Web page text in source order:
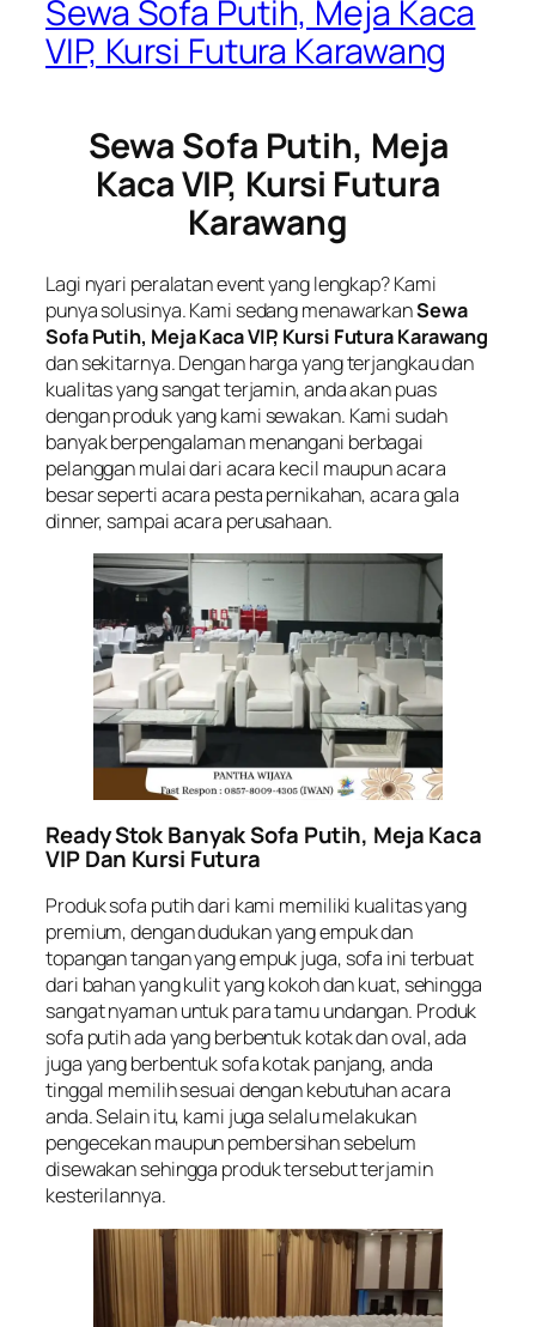
Sewa Sofa Putih, Meja Kaca
VIP, Kursi Futura Karawang
Sewa Sofa Putih, Meja
Kaca VIP, Kursi Futura
Karawang
Lagi nyari peralatan event yang lengkap? Kami
punya solusinya. Kami sedang menawarkanSewa
Sofa Putih, Meja Kaca VIP, Kursi Futura Karawang
dan sekitarnya. Dengan harga yang terjangkau dan
kualitas yang sangat terjamin, anda akan puas
dengan produk yang kami sewakan. Kami sudah
banyak berpengalaman menangani berbagai
pelanggan mulai dari acara kecil maupun acara
besar seperti acara pesta pernikahan, acara gala
dinner, sampai acara perusahaan.
Ready Stok Banyak Sofa Putih, Meja Kaca
VIP Dan Kursi Futura
Produk sofa putih dari kami memiliki kualitas yang
premium, dengan dudukan yang empuk dan
topangan tangan yang empuk juga, sofa ini terbuat
dari bahan yang kulit yang kokoh dan kuat, sehingga
sangat nyaman untuk para tamu undangan. Produk
sofa putih ada yang berbentuk kotak dan oval, ada
juga yang berbentuk sofa kotak panjang, anda
tinggal memilih sesuai dengan kebutuhan acara
anda. Selain itu, kami juga selalu melakukan
pengecekan maupun pembersihan sebelum
disewakan sehingga produk tersebut terjamin
kesterilannya.